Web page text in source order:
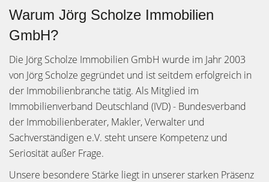
Warum Jörg Scholze Immobilien
GmbH?
Die Jörg Scholze Immobilien GmbH wurde im Jahr 2003
von Jörg Scholze gegründet und ist seitdem erfolgreich in
der Immobilienbranche tätig. Als Mitglied im
Immobilienverband Deutschland (IVD) - Bundesverband
der Immobilienberater, Makler, Verwalter und
Sachverständigen e.V. steht unsere Kompetenz und
Seriosität außer Frage.
Unsere besondere Stärke liegt in unserer starken Präsenz